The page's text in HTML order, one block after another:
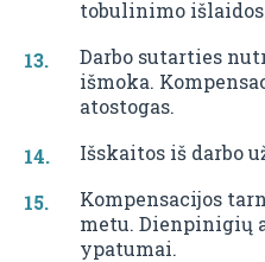
tobulinimo
Darbo sutarties
išmoka.
atostogas.
Išskaitos iš darbo
Kompensacijos
metu. Dienpinigių
ypatumai.